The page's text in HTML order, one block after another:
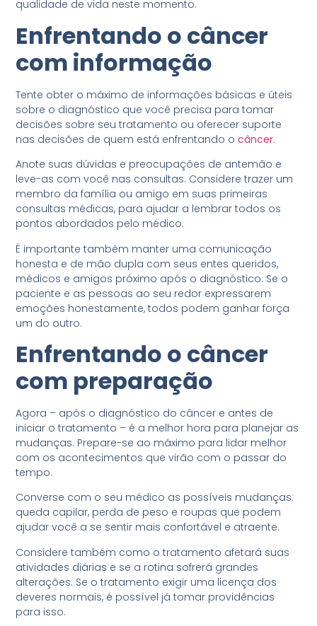
qualidade de vida neste momento.
Enfrentando o câncer
com informação
Tente obter o máximo de informações básicas e úteis
sobre o diagnóstico que você precisa para tomar
decisões sobre seu tratamento ou oferecer suporte
nas decisões de quem está enfrentando ocâncer.
Anote suas dúvidas e preocupações de antemão e
leve-as com você nas consultas. Considere trazer um
membro da família ou amigo em suas primeiras
consultas médicas, para ajudar a lembrar todos os
pontos abordados pelo médico.
É importante também manter uma comunicação
honesta e de mão dupla com seus entes queridos,
médicos e amigos próximo após o diagnóstico. Se o
paciente e as pessoas ao seu redor expressarem
emoções honestamente, todos podem ganhar força
um do outro.
Enfrentando o câncer
com preparação
Agora – após o diagnóstico do câncer e antes de
iniciar o tratamento – é a melhor hora para planejar as
mudanças. Prepare-se ao máximo para lidar melhor
com os acontecimentos que virão com o passar do
tempo.
Converse com o seu médico as possíveis mudanças:
queda capilar, perda de peso e roupas que podem
ajudar você a se sentir mais confortável e atraente.
Considere também como o tratamento afetará suas
atividades diárias e se a rotina sofrerá grandes
alterações. Se o tratamento exigir uma licença dos
deveres normais, é possível já tomar providências
para isso.